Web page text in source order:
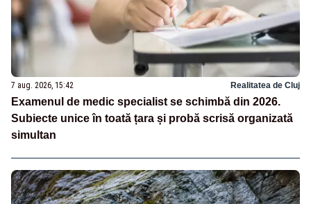
7 aug. 2026, 15:42 Realitatea de Cluj
Examenul de medic specialist se schimbă din 2026.
Subiecte unice în toată țara și probă scrisă organizată
simultan